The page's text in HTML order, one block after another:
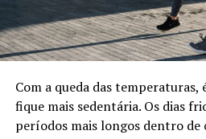
Com a queda das
fique mais sedentária. Os dias
períodos mais longos dentro de